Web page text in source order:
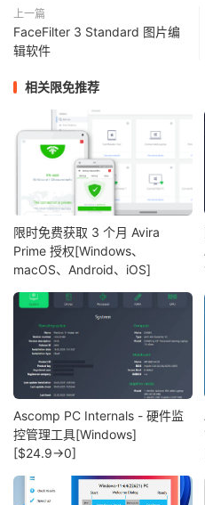
上一篇
FaceFilter 3 Standard 图片编
辑软件
相关限免推荐
限时免费获取 3 个月 Avira
Prime 授权[Windows、
macOS、Android、iOS]
Ascomp PC Internals - 硬件监
控管理工具[Windows]
[$24.9→0]